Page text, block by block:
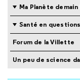
Ma Planète demain
Santé en questions
Forum de la Villette
Un peu de science